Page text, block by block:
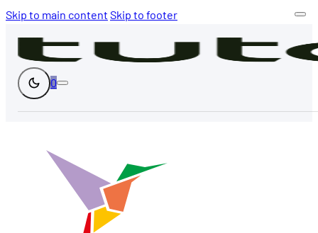
Skip to main content Skip to footer
0